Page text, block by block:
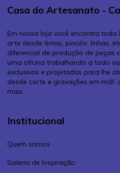
Casa do Artesanato -
Em nossa loja você encontra
arte desde tintas, pincéis, linhas,
diferencial de produção de peças
uma oficina trabalhando a todo
exclusivas e projetadas para lhe
desde corte e gravações em mdf,
mais.
Institucional
Quem somos
Galeria de Inspiração